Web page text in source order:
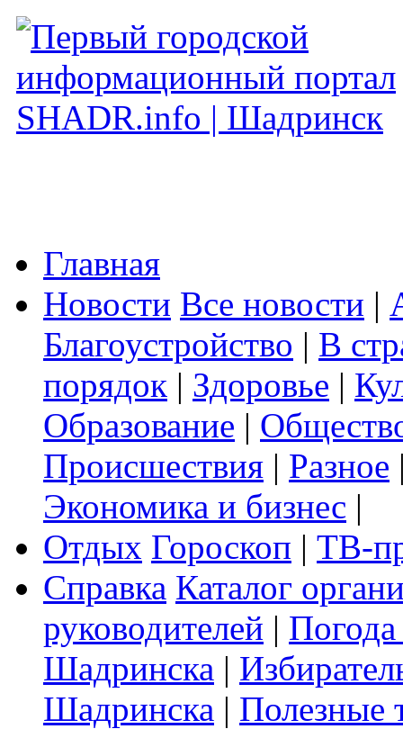
Главная
Новости Все новости |
Благоустройство | В
порядок | Здоровье |
Образование |
Происшествия | Разное
Экономика и бизнес |
Отдых Гороскоп | ТВ-
Справка Каталог
руководителей |
Шадринска |
Шадринска | Полезные